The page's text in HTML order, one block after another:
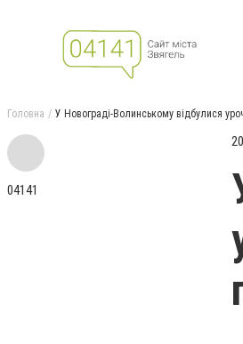
Головна У Новограді-Волинському відбулися
04141